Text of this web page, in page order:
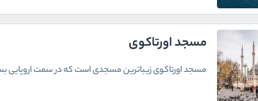
مسجد اورتاکوی
مسجد اورتاکوی زیباترین مسجدی است که در سمت اروپایی